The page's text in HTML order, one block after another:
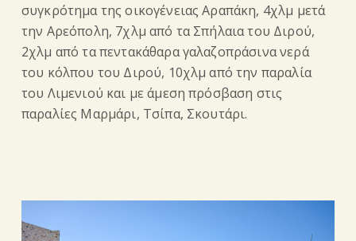
συγκρότημα της οικογένειας Αραπάκη, 4χλμ μετά
την Αρεόπολη, 7χλμ από τα Σπήλαια του Διρού,
2χλμ από τα πεντακάθαρα γαλαζοπράσινα νερά
του κόλπου του Διρού, 10χλμ από την παραλία
του Λιμενιού και με άμεση πρόσβαση στις
παραλίες Μαρμάρι, Τσίπα, Σκουτάρι.